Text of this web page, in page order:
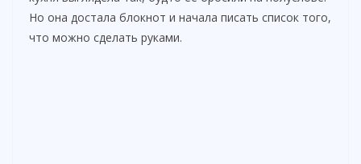
Но она достала блокнот и начала писать список того,
что можно сделать руками.